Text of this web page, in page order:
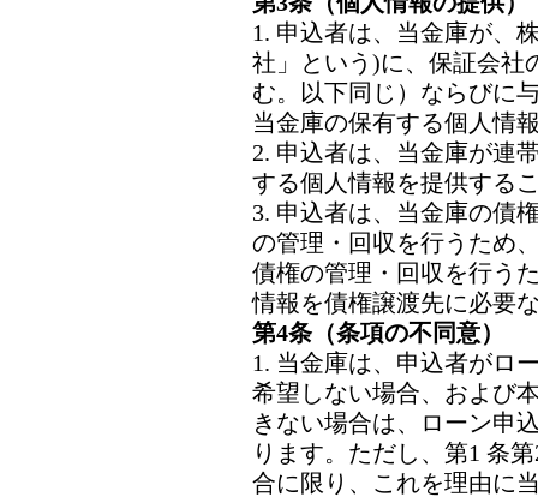
1. 申込者は、当金庫が、
社」という)に、保証会社
む。以下同じ）ならびに
当金庫の保有する個人情
2. 申込者は、当金庫が連
する個人情報を提供する
3. 申込者は、当金庫の債
の管理・回収を行うため
債権の管理・回収を行う
情報を債権譲渡先に必要
第4条（条項の不同意）
1. 当金庫は、申込者がロ
希望しない場合、および
きない場合は、ローン申
ります。ただし、第1 条
合に限り、これを理由に